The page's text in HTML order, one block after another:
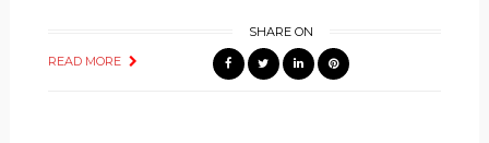
READ MORE
SHARE ON